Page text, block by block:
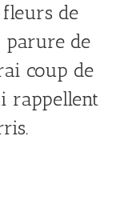
fleurs de
parure de
coup de
rappellent